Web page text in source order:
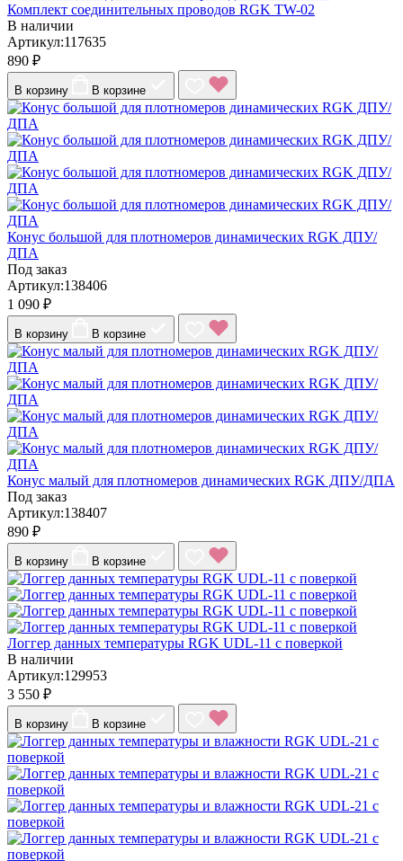
Комплект соединительных проводов RGK TW-02
В наличии
Артикул:117635
890 ₽
В корзину В корзине
Конус большой для плотномеров динамических RGK ДПУ/
ДПА
Под заказ
Артикул:138406
1 090 ₽
В корзину В корзине
Конус малый для плотномеров динамических RGK ДПУ/ДПА
Под заказ
Артикул:138407
890 ₽
В корзину В корзине
Логгер данных температуры RGK UDL-11 с поверкой
В наличии
Артикул:129953
3 550 ₽
В корзину В корзине